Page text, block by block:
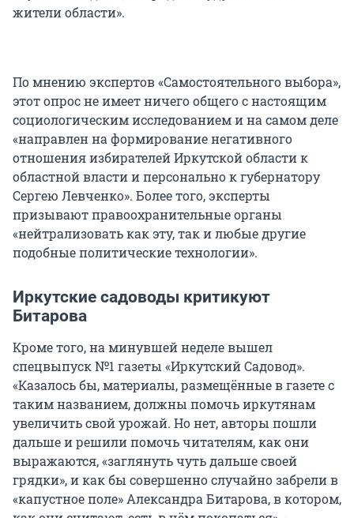
жители области».
По мнению экспертов «Самостоятельного выбора»,
этот опрос не имеет ничего общего с настоящим
социологическим исследованием и на самом деле
«направлен на формирование негативного
отношения избирателей Иркутской области к
областной власти и персонально к губернатору
Сергею Левченко». Более того, эксперты
призывают правоохранительные органы
«нейтрализовать как эту, так и любые другие
подобные политические технологии».
Иркутские садоводы критикуют
Битарова
Кроме того, на минувшей неделе вышел
спецвыпуск №1 газеты «Иркутский Садовод».
«Казалось бы, материалы, размещённые в газете с
таким названием, должны помочь иркутянам
увеличить свой урожай. Но нет, авторы пошли
дальше и решили помочь читателям, как они
выражаются, «заглянуть чуть дальше своей
грядки», и как бы совершенно случайно забрели в
«капустное поле» Александра Битарова, в котором,